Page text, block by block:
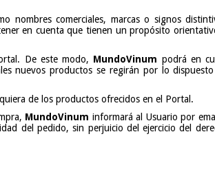
nombres comerciales, marcas o signos
en cuenta que tienen un propósito
De este modo, MundoVinum podrá en
nuevos productos se regirán por lo
de los productos ofrecidos en el Portal.
MundoVinum informará al Usuario por
del pedido, sin perjuicio del ejercicio del